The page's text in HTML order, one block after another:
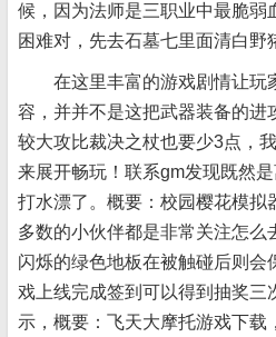
候，因为法师是三职业中最脆弱
困难对，先去石墓七里面清白野
在这里丰富的游戏剧情让玩
容，并并不是这把武器装备的进
较大攻比裁决之杖也要少3点，
来展开畅玩！联系gm发现既然
打水漂了。概要：校园樱花模拟
多数的小伙伴都是非常关注怎么
闪烁的绿色地板在被触碰后则会
戏上线完成签到可以得到抽奖三
示，概要：飞天大摩托游戏下载